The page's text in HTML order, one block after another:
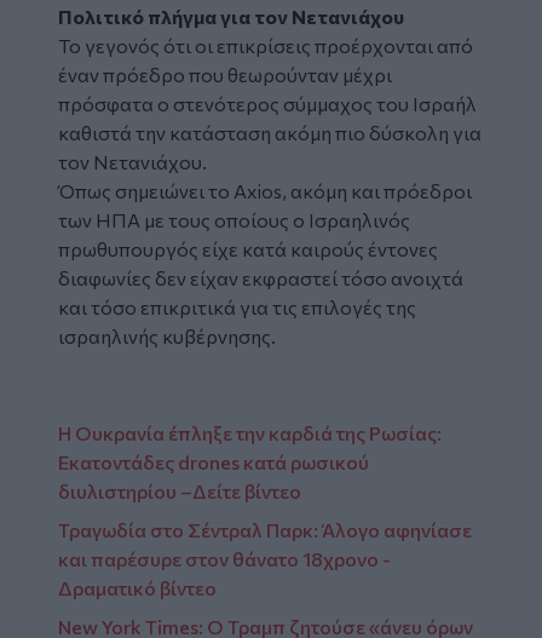
Πολιτικό πλήγμα για τον Νετανιάχου
Το γεγονός ότι οι επικρίσεις προέρχονται από
έναν πρόεδρο που θεωρούνταν μέχρι
πρόσφατα ο στενότερος σύμμαχος του Ισραήλ
καθιστά την κατάσταση ακόμη πιο δύσκολη για
τον Νετανιάχου.
Όπως σημειώνει το Axios, ακόμη και πρόεδροι
των ΗΠΑ με τους οποίους ο Ισραηλινός
πρωθυπουργός είχε κατά καιρούς έντονες
διαφωνίες δεν είχαν εκφραστεί τόσο ανοιχτά
και τόσο επικριτικά για τις επιλογές της
ισραηλινής κυβέρνησης.
H Oυκρανία έπληξε την καρδιά της Ρωσίας:
Εκατοντάδες drones κατά ρωσικού
διυλιστηρίου –Δείτε βίντεο
Τραγωδία στο Σέντραλ Παρκ: Άλογο αφηνίασε
και παρέσυρε στον θάνατο 18χρονο -
Δραματικό βίντεο
New York Times: Ο Τραμπ ζητούσε «άνευ όρων